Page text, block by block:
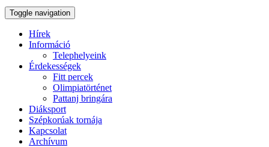
Toggle navigation
Hírek
Információ
Telephelyeink
Érdekességek
Fitt percek
Olimpiatörténet
Pattanj bringára
Diáksport
Szépkorúak tornája
Kapcsolat
Archívum